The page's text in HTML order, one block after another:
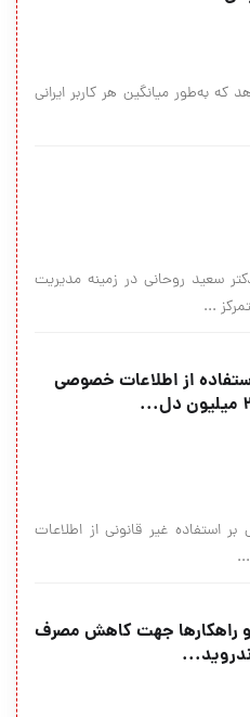
به‌طور میانگین هر کاربر ایرانی
سعید روحانی در زمینه مدیریت
از اطلاعات خصوصی
بر استفاده غیر قانونی از اطلاعات
و راهکار‌ها جهت کاهش مصرف